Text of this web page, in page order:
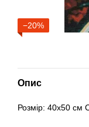
−20%
Опис
Розмір: 40х50